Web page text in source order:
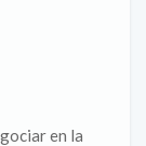
en la